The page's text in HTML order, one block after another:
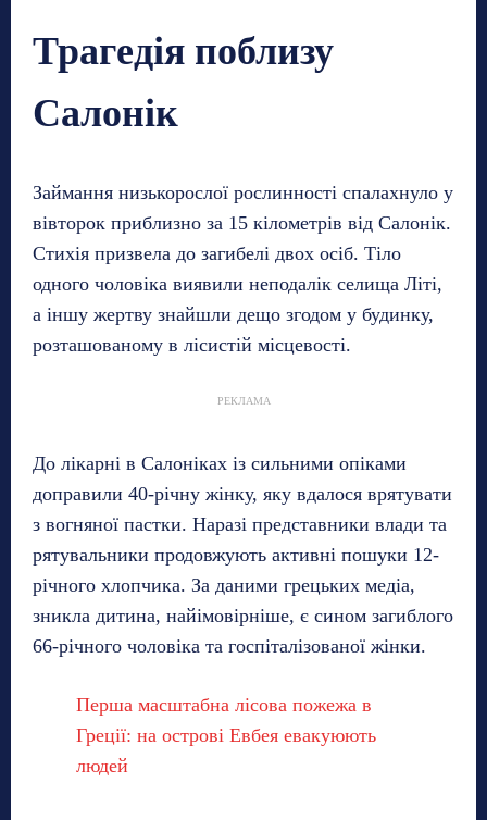
Трагедія поблизу
Салонік
Займання низькорослої рослинності спалахнуло у
вівторок приблизно за 15 кілометрів від Салонік.
Стихія призвела до загибелі двох осіб. Тіло
одного чоловіка виявили неподалік селища Літі,
а іншу жертву знайшли дещо згодом у будинку,
розташованому в лісистій місцевості.
РЕКЛАМА
До лікарні в Салоніках із сильними опіками
доправили 40-річну жінку, яку вдалося врятувати
з вогняної пастки. Наразі представники влади та
рятувальники продовжують активні пошуки 12-
річного хлопчика. За даними грецьких медіа,
зникла дитина, найімовірніше, є сином загиблого
66-річного чоловіка та госпіталізованої жінки.
Перша масштабна лісова пожежа в
Греції: на острові Евбея евакуюють
людей